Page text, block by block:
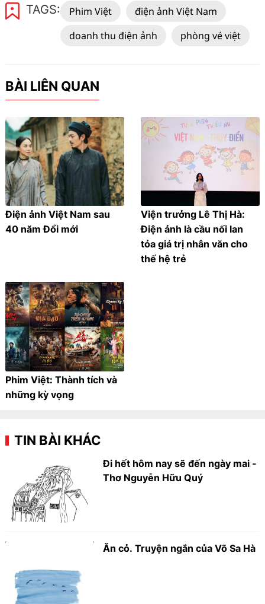
TAGS: Phim Việt
điện ảnh Việt Nam
doanh thu điện ảnh
phòng vé việt
BÀI LIÊN QUAN
Điện ảnh Việt Nam sau
40 năm Đổi mới
Viện trưởng Lê Thị Hà:
Điện ảnh là cầu nối lan
tỏa giá trị nhân văn cho
thế hệ trẻ
Phim Việt: Thành tích và
những kỳ vọng
TIN BÀI KHÁC
Đi hết hôm nay sẽ đến ngày mai -
Thơ Nguyễn Hữu Quý
Ăn cỏ. Truyện ngắn của Võ Sa Hà